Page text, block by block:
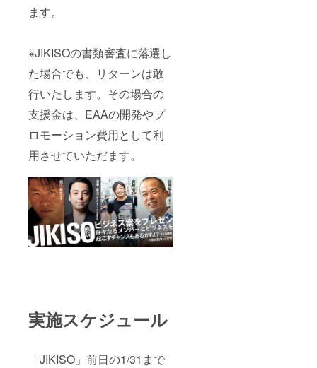
ます。
※JIKISOの書類審査に落選し
た場合でも、リターンは敢
行いたします。その場合の
支援金は、EAAの開発やプ
ロモーション費用として利
用させていただます。
実施スケジュール
「JIKISO」前日の1/31まで